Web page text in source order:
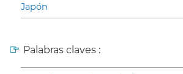
Japón
Palabras claves :